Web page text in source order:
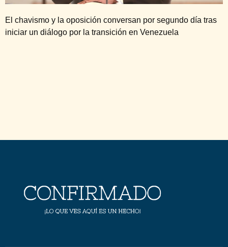
El chavismo y la oposición conversan por segundo día tras
iniciar un diálogo por la transición en Venezuela